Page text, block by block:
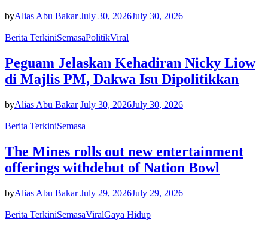
byAlias Abu Bakar July 30, 2026July 30, 2026
Berita TerkiniSemasaPolitikViral
Peguam Jelaskan Kehadiran Nicky Liow
di Majlis PM, Dakwa Isu Dipolitikkan
byAlias Abu Bakar July 30, 2026July 30, 2026
Berita TerkiniSemasa
The Mines rolls out new entertainment
offerings withdebut of Nation Bowl
byAlias Abu Bakar July 29, 2026July 29, 2026
Berita TerkiniSemasaViralGaya Hidup